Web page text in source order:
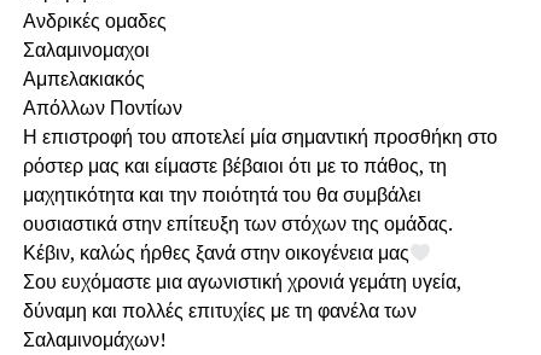
Ανδρικές ομαδες
Σαλαμινομαχοι
Αμπελακιακός
Απόλλων Ποντίων
Η επιστροφή του αποτελεί μία σημαντική προσθήκη στο
ρόστερ μας και είμαστε βέβαιοι ότι με το πάθος, τη
μαχητικότητα και την ποιότητά του θα συμβάλει
ουσιαστικά στην επίτευξη των στόχων της ομάδας.
Κέβιν, καλώς ήρθες ξανά στην οικογένεια μας
Σου ευχόμαστε μια αγωνιστική χρονιά γεμάτη υγεία,
δύναμη και πολλές επιτυχίες με τη φανέλα των
Σαλαμινομάχων!